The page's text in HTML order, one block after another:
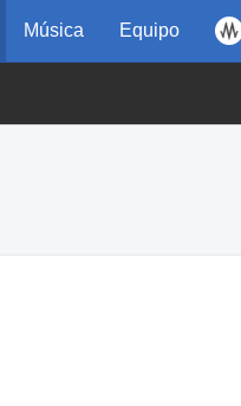
Música Equipo